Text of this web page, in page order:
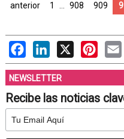
anterior
1 … 908 909
FacebookLinkedIn
NEWSLETTER
Recibe las noticias